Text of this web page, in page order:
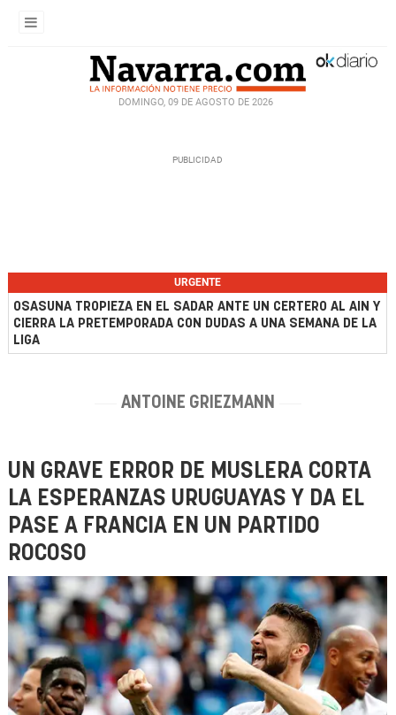
DOMINGO, 09 DE AGOSTO DE 2026
URGENTE
OSASUNA TROPIEZA EN EL SADAR ANTE UN CERTERO AL AIN Y
CIERRA LA PRETEMPORADA CON DUDAS A UNA SEMANA DE LA
LIGA
ANTOINE GRIEZMANN
UN GRAVE ERROR DE MUSLERA CORTA
LA ESPERANZAS URUGUAYAS Y DA EL
PASE A FRANCIA EN UN PARTIDO
ROCOSO